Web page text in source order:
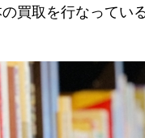
買取を行なってい